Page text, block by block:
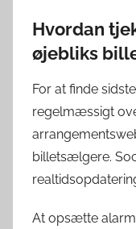
Hvordan
øjebliks
For at finde
regelmæssigt
billetsælgere.
At opsætte